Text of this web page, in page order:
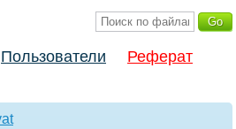
Пользователи
Реферат